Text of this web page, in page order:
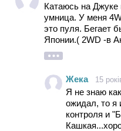
Катаюсь на
умница. У меня
это пуля. Бегает
Японии.( 2WD -в
юркий, высокий,
города? Дизайн
всей массы
автомобилей, в
о вкусах не
нравится. Я могу
я на нем езжу...и
Жека 15
Я не знаю
ожидал, то я
контроля и